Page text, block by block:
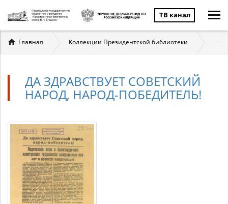
ТВ канал
Вы
здесь
Главная Коллекции Президентской библиотеки
ДА ЗДРАВСТВУЕТ СОВЕТСКИЙ
НАРОД, НАРОД-ПОБЕДИТЕЛЬ!